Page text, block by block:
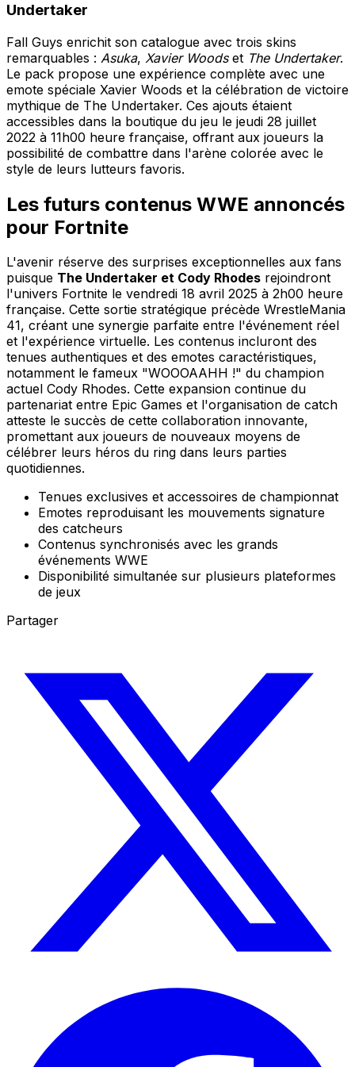
Undertaker
Fall Guys enrichit son catalogue avec trois skins
remarquables : Asuka, Xavier Woodset The Undertaker.
Le pack propose une expérience complète avec une
emote spéciale Xavier Woods et la célébration de victoire
mythique de The Undertaker. Ces ajouts étaient
accessibles dans la boutique du jeu le jeudi 28 juillet
2022 à 11h00 heure française, offrant aux joueurs la
possibilité de combattre dans l'arène colorée avec le
style de leurs lutteurs favoris.
Les futurs contenus WWE annoncés
pour Fortnite
L'avenir réserve des surprises exceptionnelles aux fans
puisque The Undertaker et Cody Rhodes rejoindront
l'univers Fortnite le vendredi 18 avril 2025 à 2h00 heure
française. Cette sortie stratégique précède WrestleMania
41, créant une synergie parfaite entre l'événement réel
et l'expérience virtuelle. Les contenus incluront des
tenues authentiques et des emotes caractéristiques,
notamment le fameux "WOOOAAHH !" du champion
actuel Cody Rhodes. Cette expansion continue du
partenariat entre Epic Games et l'organisation de catch
atteste le succès de cette collaboration innovante,
promettant aux joueurs de nouveaux moyens de
célébrer leurs héros du ring dans leurs parties
quotidiennes.
Tenues exclusives et accessoires de championnat
Emotes reproduisant les mouvements signature
des catcheurs
Contenus synchronisés avec les grands
événements WWE
Disponibilité simultanée sur plusieurs plateformes
de jeux
Partager